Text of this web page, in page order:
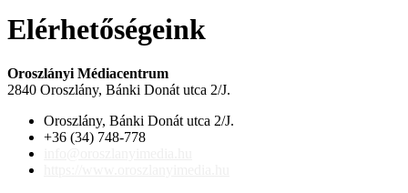
Elérhetőségeink
Oroszlányi Médiacentrum
2840 Oroszlány, Bánki Donát utca 2/J.
Oroszlány, Bánki Donát utca 2/J.
+36 (34) 748-778